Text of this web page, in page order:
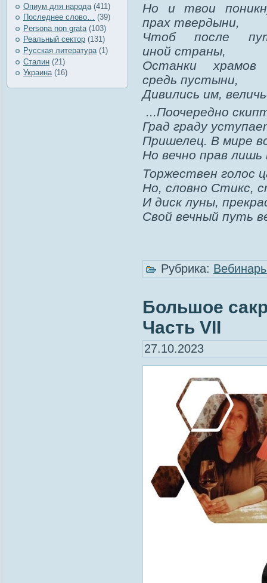
Опиум для народа (411)
Последнее слово… (39)
Рersona non grata (103)
Реальный сектор (131)
Русская литература (1)
Сталин (21)
Украина(16)
Но и твои
прах твердыни,
Чтоб после
иной страны,
Останки храмов
средь пустыни,
Дивились им,
...Поочередно
Град граду
Пришелец. В мире
Но вечно прав
Торжествен голос
Но, словно Стикс,
И диск луны,
Свой вечный путь
Рубрика:
Большое
Часть VII
27.10.2023